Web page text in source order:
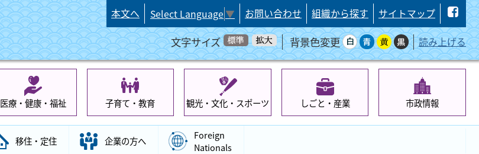
本文へ Select Language▼ お問い合わせ 組織から探す サイトマップ
文字サイズ 背景色変更 読み上げる
医療・健康・福祉 子育て・教育 観光・文化・スポーツ しごと・産業 市政情報
移住・定住 企業の方へ
Foreign
Nationals